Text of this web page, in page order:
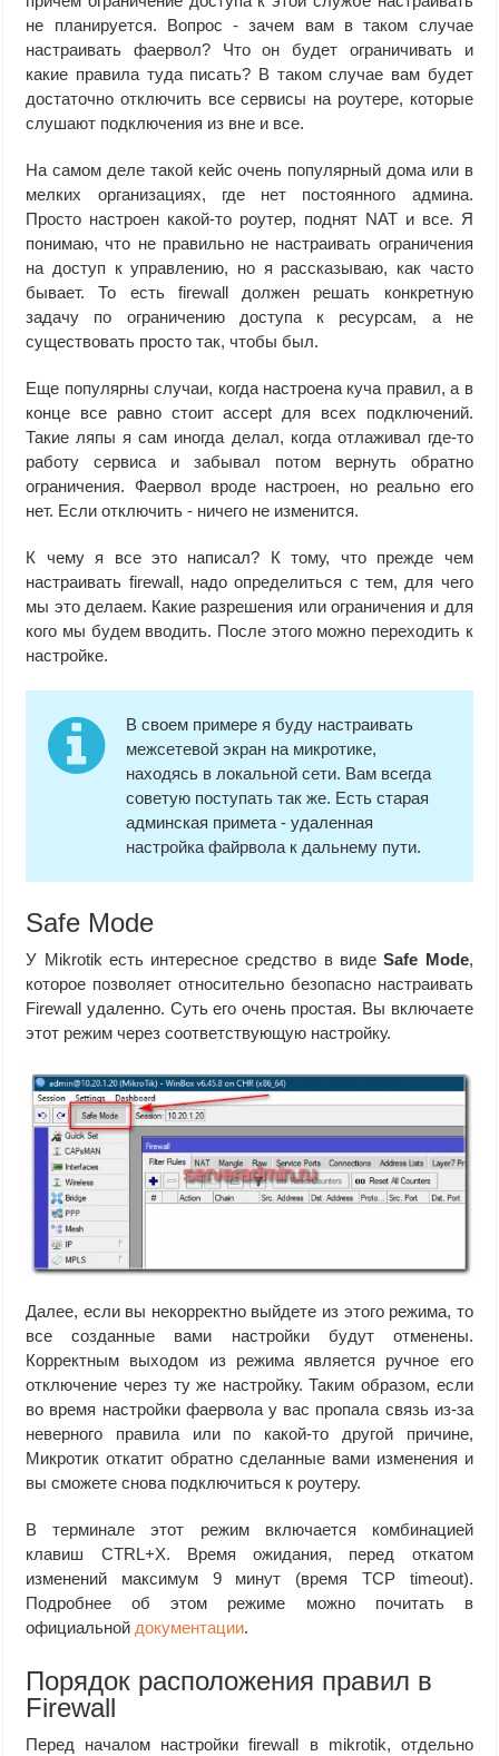
не планируется. Вопрос - зачем вам в таком случае
настраивать фаервол? Что он будет ограничивать и
какие правила туда писать? В таком случае вам будет
достаточно отключить все сервисы на роутере, которые
слушают подключения из вне и все.
На самом деле такой кейс очень популярный дома или в
мелких организациях, где нет постоянного админа.
Просто настроен какой-то роутер, поднят NAT и все. Я
понимаю, что не правильно не настраивать ограничения
на доступ к управлению, но я рассказываю, как часто
бывает. То есть firewall должен решать конкретную
задачу по ограничению доступа к ресурсам, а не
существовать просто так, чтобы был.
Еще популярны случаи, когда настроена куча правил, а в
конце все равно стоит accept для всех подключений.
Такие ляпы я сам иногда делал, когда отлаживал где-то
работу сервиса и забывал потом вернуть обратно
ограничения. Фаервол вроде настроен, но реально его
нет. Если отключить - ничего не изменится.
К чему я все это написал? К тому, что прежде чем
настраивать firewall, надо определиться с тем, для чего
мы это делаем. Какие разрешения или ограничения и для
кого мы будем вводить. После этого можно переходить к
настройке.
В своем примере я буду настраивать
межсетевой экран на микротике,
находясь в локальной сети. Вам всегда
советую поступать так же. Есть старая
админская примета - удаленная
настройка файрвола к дальнему пути.
Safe Mode
У Mikrotik есть интересное средство в видеSafe Mode,
которое позволяет относительно безопасно настраивать
Firewall удаленно. Суть его очень простая. Вы включаете
этот режим через соответствующую настройку.
Далее, если вы некорректно выйдете из этого режима, то
все созданные вами настройки будут отменены.
Корректным выходом из режима является ручное его
отключение через ту же настройку. Таким образом, если
во время настройки фаервола у вас пропала связь из-за
неверного правила или по какой-то другой причине,
Микротик откатит обратно сделанные вами изменения и
вы сможете снова подключиться к роутеру.
В терминале этот режим включается комбинацией
клавиш CTRL+X. Время ожидания, перед откатом
изменений максимум 9 минут (время TCP timeout).
Подробнее об этом режиме можно почитать в
официальной документации.
Порядок расположения правил в
Firewall
Перед началом настройки firewall в mikrotik, отдельно